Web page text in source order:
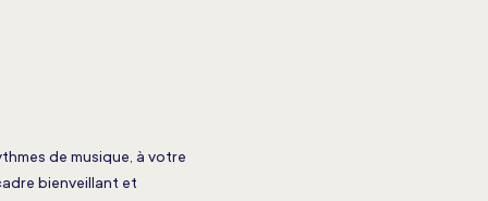
de musique, à votre
bienveillant et